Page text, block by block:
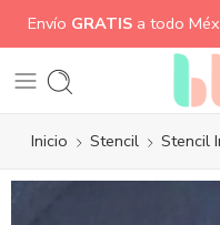
Envío GRATIS a todo
Inicio Stencil Stencil